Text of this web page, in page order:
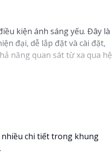
kiện ánh sáng yếu. Đây là
đại, dễ lắp đặt và cài đặt,
năng quan sát từ xa qua hệ
nhiều chi tiết trong khung